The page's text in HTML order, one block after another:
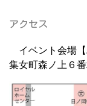
アクセス
イベント会場【
集女町森ノ上６番